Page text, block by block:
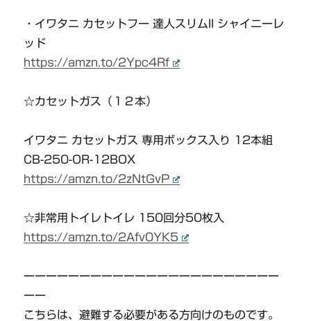
・イワタニ カセットフー 達人スリムII シャイニーレ
ッド
https://amzn.to/2Ypc4Rf
☆カセットガス（１２本）
イワタニ カセットガス 専用ボックス入り 12本組
CB-250-OR-12BOX
https://amzn.to/2zNtGvP
☆非常用トイレトイレ 150回分50枚入
https://amzn.to/2Afv0YK5
ーーーーーーーーーーーーーーーーーーーーーーー
ーー
こちらは、避難する必要がある方向けのものです。